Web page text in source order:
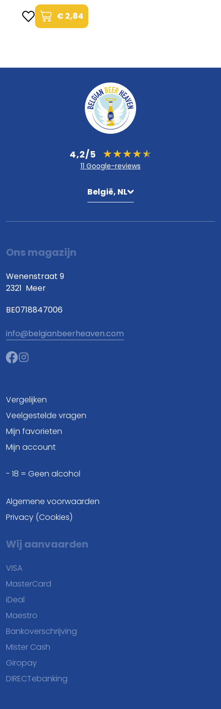
€ 2,84
4,2/5
11 Google-reviews
België, NL
Ons magazijn
Wenenstraat 9
2321 Meer
BE0718847006
info@belgianbeerheaven.com
Vergelijken
Veelgestelde vragen
Mijn favorieten
Mijn account
- 18 = Geen alcohol
Algemene voorwaarden
Privacy (Cookies)
Wij aanvaarden
VISA
MasterCard
iDeal
Maestro
Bankoverschrijving
Mister Cash
Giropay
DIRECTebanking